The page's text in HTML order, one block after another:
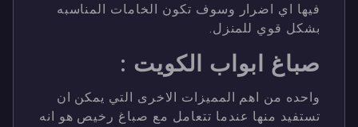
فيها اي اضرار وسوف تكون الخامات المناسبه
بشكل قوي للمنزل.
صباغ ابواب الكويت :
واحده من اهم المميزات الاخرى التي يمكن ان
تستفيد منها عندما تتعامل مع صباغ رخيص هو انه